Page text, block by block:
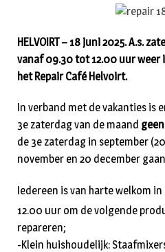
HELVOIRT – 18 juni 2025. A.s.
vanaf 09.30 tot 12.00 uur weer
het Repair Café Helvoirt.
In verband met de vakanties is
3e zaterdag van de maand geen
de 3e zaterdag in september
november en 20 december
Iedereen is van harte welkom
12.00 uur om de volgende
repareren;
-Klein huishoudelijk: